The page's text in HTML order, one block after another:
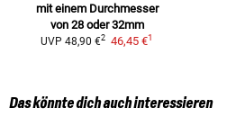
mit einem Durchmesser
von 28 oder 32mm
UVP 48,90 €2 46,45 €1
Das könnte dich auch interessieren